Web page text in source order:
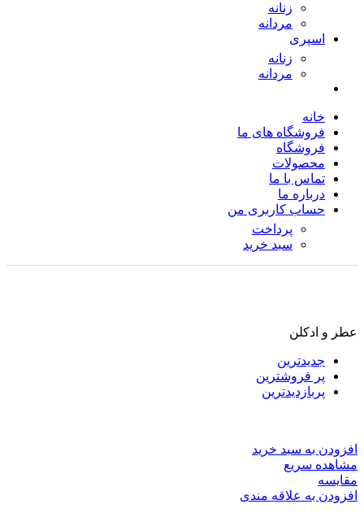
زنانه
مردانه
اسپری
زنانه
مردانه
خانه
فروشگاه های ما
فروشگاه
محصولات
تماس با ما
درباره ما
حساب کاربری من
پرداخت
سبد خرید
عطر و ادکلن
جدیدترین
پر فروشترین
پربازدیدترین
افزودن به سبد خرید
مشاهده سریع
مقایسه
افزودن به علاقه مندی